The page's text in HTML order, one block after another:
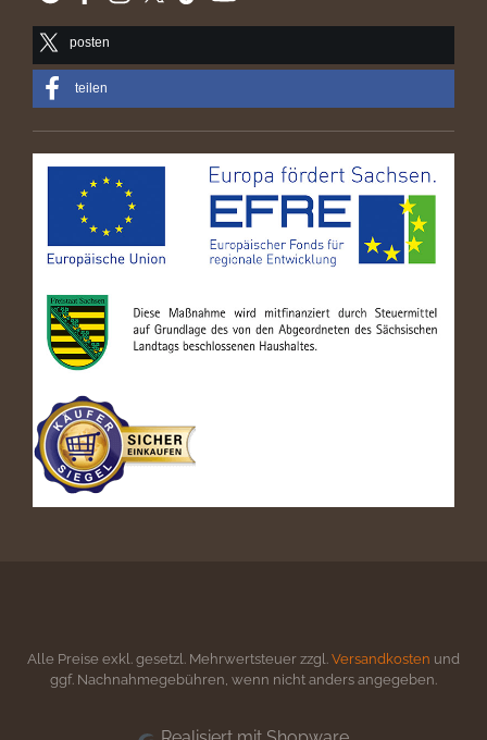
posten
teilen
Alle Preise exkl. gesetzl. Mehrwertsteuer zzgl. Versandkosten und
ggf. Nachnahmegebühren, wenn nicht anders angegeben.